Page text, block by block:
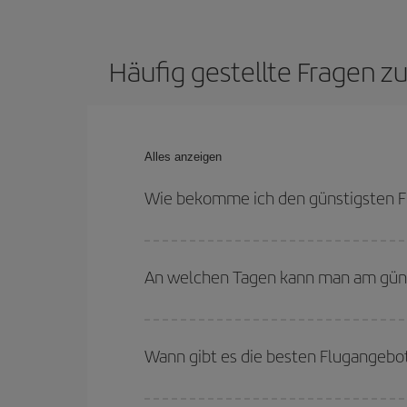
Häufig gestellte Fragen
Alles anzeigen
Wie bekomme ich den günstigsten
bei den Rückreisedaten und -zeiten flexibel sein
An welchen Tagen kann man am
Sie abfliegen, wohin Sie fliegen wollen und
, sowohl für den Hin- als auch für den
Wann gibt es die besten